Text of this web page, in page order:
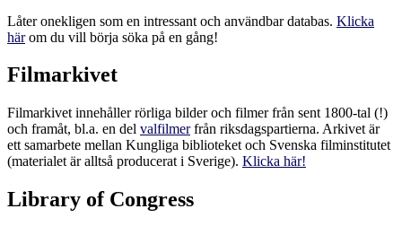
Låter onekligen som en intressant och användbar databas. Klicka
härom du vill börja söka på en gång!
Filmarkivet
Filmarkivet innehåller rörliga bilder och filmer från sent 1800-tal (!)
och framåt, bl.a. en del valfilmerfrån riksdagspartierna. Arkivet är
ett samarbete mellan Kungliga biblioteket och Svenska filminstitutet
(materialet är alltså producerat i Sverige). Klicka här!
Library of Congress